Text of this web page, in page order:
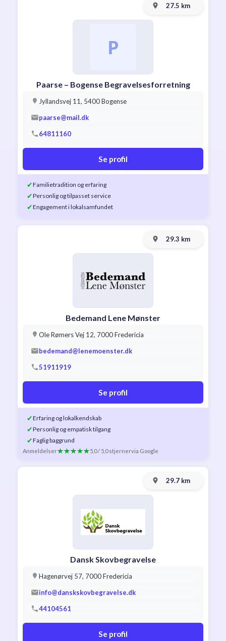
27.5 km
Paarse – Bogense Begravelsesforretning
Jyllandsvej 11, 5400 Bogense
paarse@mail.dk
64811160
Se profil
✔Familietradition og erfaring
✔Personlig og tilpasset service
✔Engagement i lokalsamfundet
29.3 km
Bedemand Lene Mønster
Ole Rømers Vej 12, 7000 Fredericia
bedemand@lenemoenster.dk
51911919
Se profil
✔Erfaring og lokalkendskab
✔Personlig og empatisk tilgang
✔Faglig baggrund
Anmeldelser 5,0 / 5,0 stjernervia Google
29.7 km
Dansk Skovbegravelse
Hagenørvej 57, 7000 Fredericia
info@danskskovbegravelse.dk
44104561
Se profil